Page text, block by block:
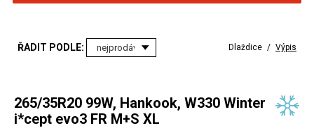
ŘADIT PODLE: Dlaždice / Výpis
265/35R20 99W, Hankook, W330 Winter
i*cept evo3 FR M+S XL